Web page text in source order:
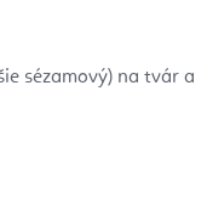
sézamový) na tvár a